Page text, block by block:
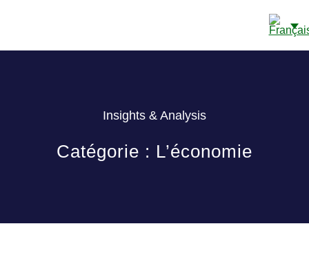
Insights & Analysis
Catégorie : L’économie